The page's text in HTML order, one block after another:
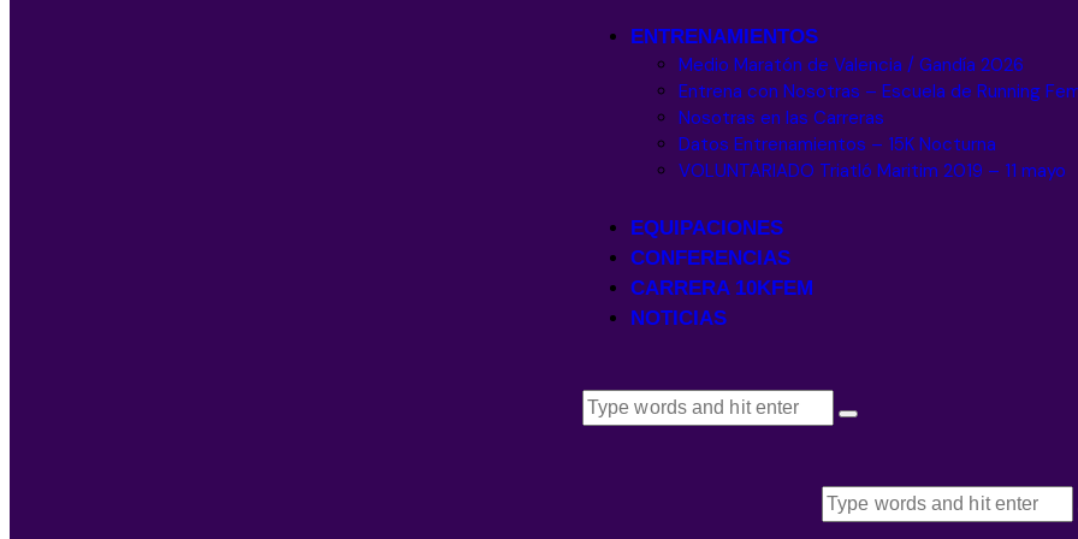
ENTRENAMIENTOS
Medio Maratón de Valencia / Gandía 2026
Entrena con Nosotras – Escuela de Running
Nosotras en las Carreras
Datos Entrenamientos – 15K Nocturna
VOLUNTARIADO Triatló Maritim 2019 – 11 mayo
EQUIPACIONES
CONFERENCIAS
CARRERA 10KFEM
NOTICIAS